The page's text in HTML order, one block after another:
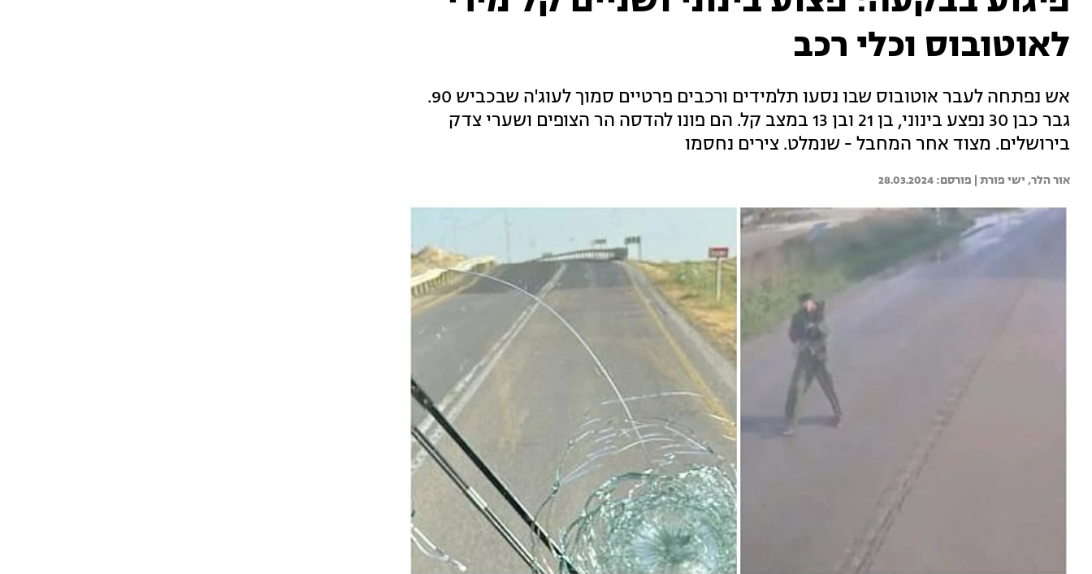
לאוטובוס וכלי רכב
אש נפתחה לעבר אוטובוס שבו נסעו תלמידים ורכבים פרטיים סמוך לעוג'ה שבכביש 90.
גבר כבן 30 נפצע בינוני, בן 21 ובן 13 במצב קל. הם פונו להדסה הר הצופים ושערי צדק
בירושלים. מצוד אחר המחבל - שנמלט. צירים נחסמו
אור הלר, ישי פורת | 28.03.2024